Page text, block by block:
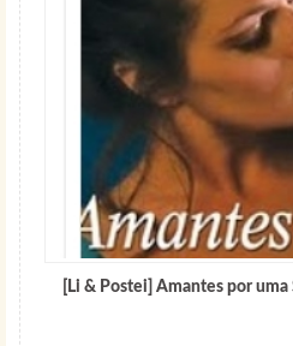
[Li & Postei] Amantes por